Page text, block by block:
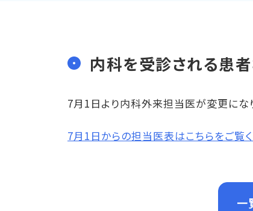
内科を受診される患
7月1日より内科外来担当医が変更にな
7月1日からの担当医表はこちらをご覧く
一